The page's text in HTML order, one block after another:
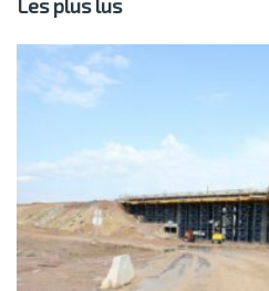
Les plus lus